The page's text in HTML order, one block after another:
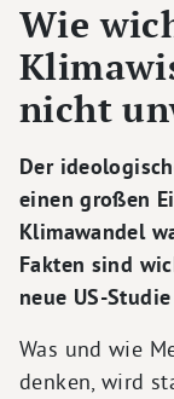
Wie
nicht
Der
einen großen
Klimawandel
Fakten sind
neue US-Studie
Was und wie
denken, wird